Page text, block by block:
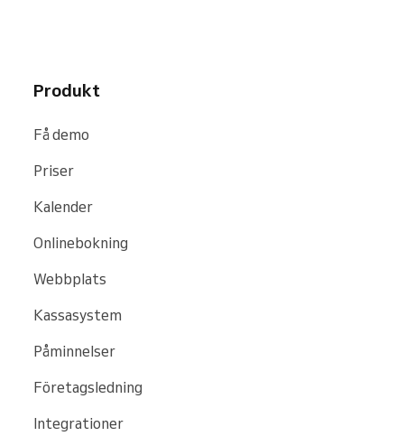
Produkt
Få demo
Priser
Kalender
Onlinebokning
Webbplats
Kassasystem
Påminnelser
Företagsledning
Integrationer